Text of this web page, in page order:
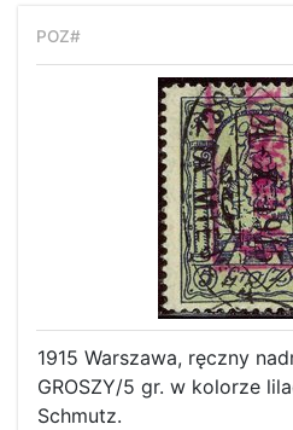
1915 Warszawa, ręczny
GROSZY/5 gr. w kolorze
Schmutz.